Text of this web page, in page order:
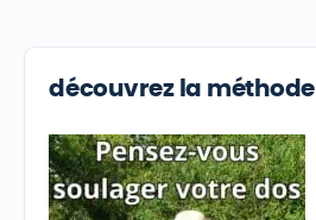
découvrez la méthode